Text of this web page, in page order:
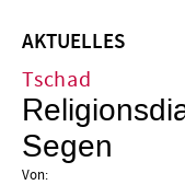
AKTUELLES
Tschad
Segen
Von: